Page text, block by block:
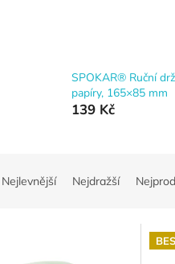
SPOKAR® Ruční
papíry, 165×85 mm
139 Kč
Nejlevnější Nejdražší